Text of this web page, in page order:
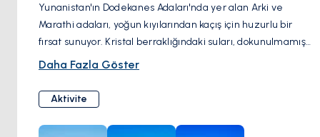
Yunanistan'ın Dodekanes Adaları'nda yer alan Arki ve
Marathi adaları, yoğun kıyılarından kaçış için huzurlu bir
fırsat sunuyor. Kristal berraklığındaki suları, dokunulmamış
doğal manzaraları ve şirin geleneksel köyleri ile bu adalar
küçüğü olup, doğa meraklıları için mükemmel olan sakin
plajlara ve doğa yürüyüşü rotalarına sahiptir. Diğer yandan,
Marathi'nin engebeli kıyıları ve turkuaz koyları, maceracıları
Daha Fazla Göster
Aktivite